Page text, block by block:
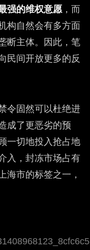
强的维权意愿 ，而
构自然会有多方面
断主体。因此，笔
民间开放更多的反
令固然可以杜绝进
成了更恶劣的预
一切地投入抢占地
入，封冻市场占有
海市的标签之一，